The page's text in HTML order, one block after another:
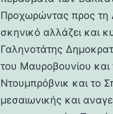
Προχωρώντας προς τη
σκηνικό αλλάζει και
Γαληνοτάτης
του Μαυροβουνίου και
Ντουμπρόβνικ και το
μεσαιωνικής και